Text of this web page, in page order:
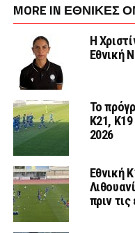
MORE IN ΕΘΝΙΚΕΣ
Η
Εθνική
Το
Κ21,
2026
Εθνική
πριν